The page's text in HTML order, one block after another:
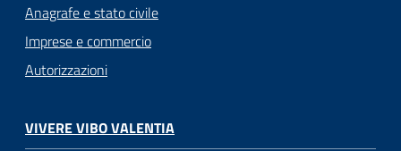
Anagrafe e stato civile
Imprese e commercio
Autorizzazioni
VIVERE VIBO VALENTIA